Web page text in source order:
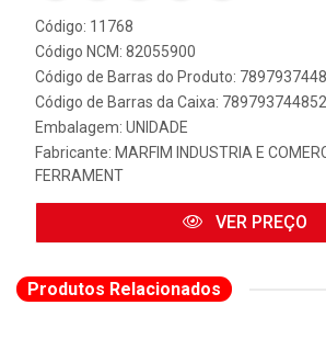
Código: 11768
Código NCM: 82055900
Código de Barras do Produto:
Código de Barras da Caixa:
Embalagem: UNIDADE
Fabricante: MARFIM INDUSTRIA E
FERRAMENT
VER PREÇO
Produtos Relacionados